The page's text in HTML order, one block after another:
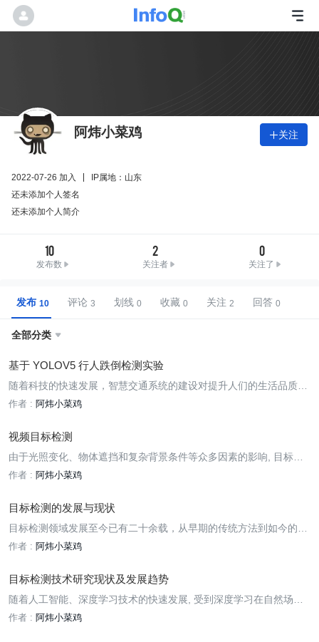
阿炜小菜鸡 关注
2022-07-26 加入
IP属地：山东
还未添加个人签名
还未添加个人简介
10
发布数
2
关注者
0
关注了
发布 评论 划线 收藏 关注 回答
全部分类 
基于 YOLOV5 行人跌倒检测实验
随着科技的快速发展，智慧交通系统的建设对提升人们的生活品质，
提升城市交通服务能力和城市交通管控的科学有效性有着重点意义。
作者 : 阿炜小菜鸡
视频目标检测
由于光照变化、物体遮挡和复杂背景条件等众多因素的影响, 目标检
测一直是机器视觉领域最具有挑战性的问题。
作者 : 阿炜小菜鸡
目标检测的发展与现状
目标检测领域发展至今已有二十余载，从早期的传统方法到如今的深
度学习方法，精度越来越高的同时速度也越来越快，这得益于深度学
作者 : 阿炜小菜鸡
目标检测技术研究现状及发展趋势
随着人工智能、深度学习技术的快速发展, 受到深度学习在自然场景
图像目标检测中的成功应用的影响, 许多学者尝试将深度学习方法应
作者 : 阿炜小菜鸡